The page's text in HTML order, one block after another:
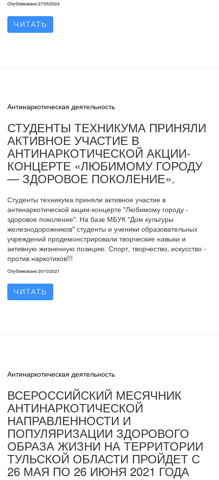
Опубликовано27/05/2024
ЧИТАТЬ
Антинаркотическая деятельность
СТУДЕНТЫ ТЕХНИКУМА ПРИНЯЛИ
АКТИВНОЕ УЧАСТИЕ В
АНТИНАРКОТИЧЕСКОЙ АКЦИИ-
КОНЦЕРТЕ «ЛЮБИМОМУ ГОРОДУ
— ЗДОРОВОЕ ПОКОЛЕНИЕ».
Студенты техникума приняли активное участие в
антинаркотической акции-концерте "Любимому городу -
здоровое поколение". На базе МБУК "Дом культуры
железнодорожников" студенты и ученики образовательных
учреждений продемонстрировали творческие навыки и
активную жизненную позицию. Спорт, творчество, искусство -
против наркотиков!!!
Опубликовано20/10/2021
ЧИТАТЬ
Антинаркотическая деятельность
ВСЕРОССИЙСКИЙ МЕСЯЧНИК
АНТИНАРКОТИЧЕСКОЙ
НАПРАВЛЕННОСТИ И
ПОПУЛЯРИЗАЦИИ ЗДОРОВОГО
ОБРАЗА ЖИЗНИ НА ТЕРРИТОРИИ
ТУЛЬСКОЙ ОБЛАСТИ ПРОЙДЕТ С
26 МАЯ ПО 26 ИЮНЯ 2021 ГОДА